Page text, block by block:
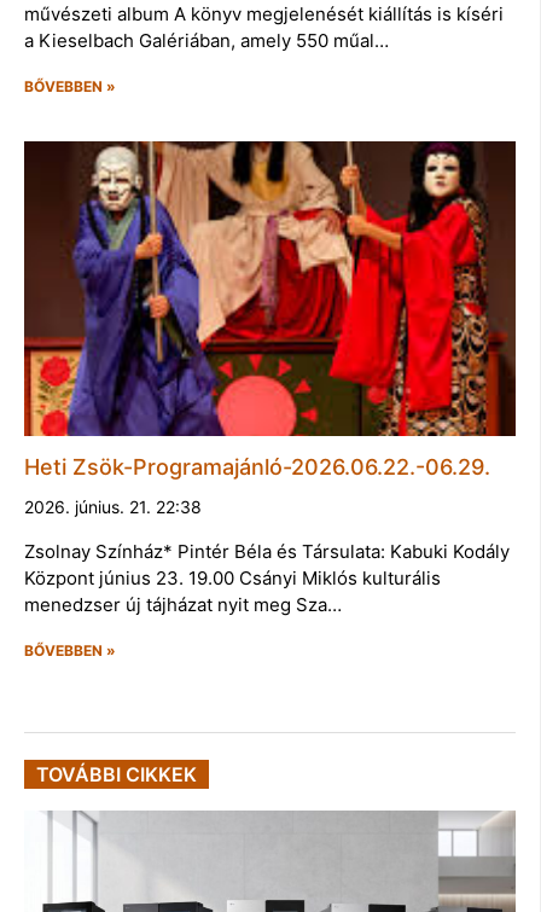
művészeti album A könyv megjelenését kiállítás is kíséri
a Kieselbach Galériában, amely 550 műal…
BŐVEBBEN »
Heti Zsök-Programajánló-2026.06.22.-06.29.
2026. június. 21. 22:38
Zsolnay Színház* Pintér Béla és Társulata: Kabuki Kodály
Központ június 23. 19.00 Csányi Miklós kulturális
menedzser új tájházat nyit meg Sza…
BŐVEBBEN »
TOVÁBBI CIKKEK